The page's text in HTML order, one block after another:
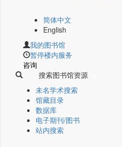
简体中文
English
我的图书馆
暂停楼内服务
咨询
搜索图书馆资源
未名学术搜索
馆藏目录
数据库
电子期刊/图书
站内搜索